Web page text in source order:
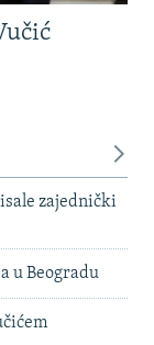
zajednički
u Beogradu